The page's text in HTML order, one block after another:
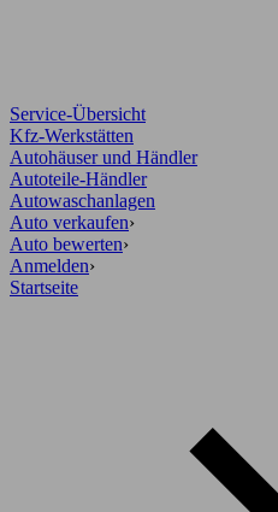
Service-Übersicht
Kfz-Werkstätten
Autohäuser und Händler
Autoteile-Händler
Autowaschanlagen
Auto verkaufen›
Auto bewerten›
Anmelden›
Startseite